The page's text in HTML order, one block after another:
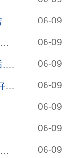
06-09
百年人寿保险股份有限公司长治中心支公司怎么样? 06-09
平安金鑫盛终身寿险2017交满期后,哪种险种作为养老金? 06-09
中美联泰大都会怎么样?理赔服务好不好? 06-09
06-09
06-09
中宏人寿保险有限公司的历史保费规模 06-09